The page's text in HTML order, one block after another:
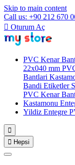
Skip to main content
Call us: +90 212 670
 Oturum Aç
PVC Kenar
22x040 mm
Bantlari
Bandi Etiketler
PVC Kenar
Kastamonu
Yildiz Entegre

 Hepsi